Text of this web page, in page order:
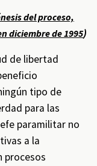
del proceso,
diciembre de 1995)
de libertad
tipo de
para las
paramilitar no
a la
procesos